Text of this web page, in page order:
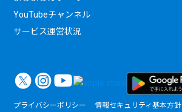
YouTubeチャンネル
サービス運営状況
プライバシーポリシー 情報セキュリティ基本方針